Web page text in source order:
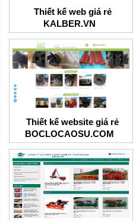
Thiết kế web giá rẻ
KALBER.VN
Thiết kế website giá rẻ
BOCLOCAOSU.COM